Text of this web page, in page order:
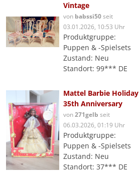
Vintage
von babssi50seit
03.01.2026, 10:53 Uhr
Produktgruppe:
Puppen & -Spielsets
Zustand: Neu
Standort: 99*** DE
Mattel Barbie Holiday
35th Anniversary
von271gelb seit
06.03.2026, 01:19 Uhr
Produktgruppe:
Puppen & -Spielsets
Zustand: Neu
Standort: 37*** DE